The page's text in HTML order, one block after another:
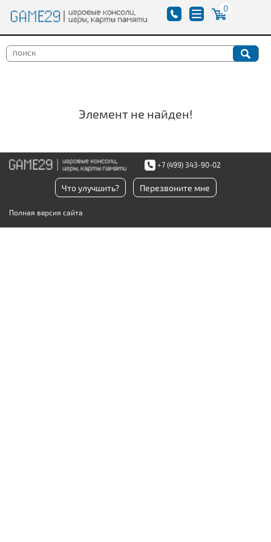
0
Элемент не найден!
+7 (499) 343-90-02
Что улучшить? Перезвоните мне
Полная версия сайта